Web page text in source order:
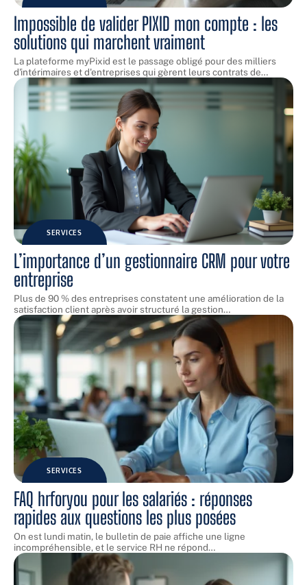
Impossible de valider PIXID mon compte : les
solutions qui marchent vraiment
La plateforme myPixid est le passage obligé pour des milliers
d'intérimaires et d'entreprises qui gèrent leurs contrats de…
SERVICES
L’importance d’un gestionnaire CRM pour votre
entreprise
Plus de 90 % des entreprises constatent une amélioration de la
satisfaction client après avoir structuré la gestion…
SERVICES
FAQ hrforyou pour les salariés : réponses
rapides aux questions les plus posées
On est lundi matin, le bulletin de paie affiche une ligne
incompréhensible, et le service RH ne répond…